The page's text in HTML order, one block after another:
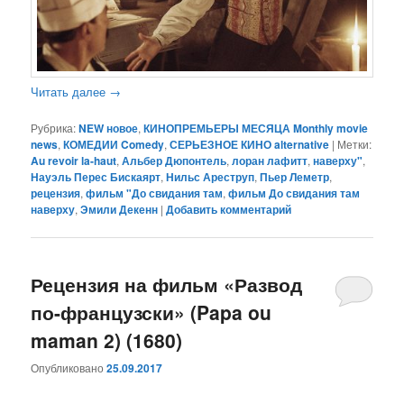
Читать далее →
Рубрика:NEW новое,КИНОПРЕМЬЕРЫ МЕСЯЦА Monthly movie
news,КОМЕДИИ Comedy,СЕРЬЕЗНОЕ КИНО alternative | Метки:
Au revoir la-haut,Альбер Дюпонтель,лоран лафитт,наверху",
Науэль Перес Бискаярт,Нильс Ареструп,Пьер Леметр,
рецензия,фильм "До свидания там,фильм До свидания там
наверху,Эмили Декенн |Добавить комментарий
Рецензия на фильм «Развод
по-французски» (Papa ou
maman 2) (1680)
Опубликовано25.09.2017